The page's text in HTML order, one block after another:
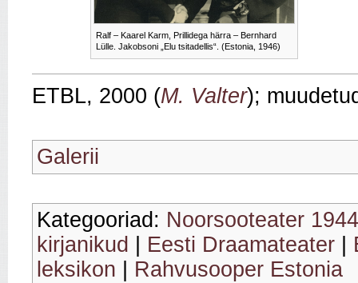
Ralf – Kaarel Karm, Prillidega härra – Bernhard
Lülle. Jakobsoni „Elu tsitadellis“. (Estonia, 1946)
ETBL, 2000 (M. Valter);
Galerii
Kategooriad: Noorsooteater
kirjanikud
Eesti Draamateater
leksikon
Rahvusooper Estonia